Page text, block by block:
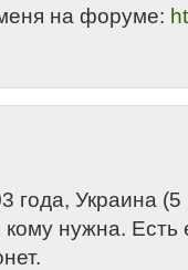
на форуме:
года, Украина (5
нужна.